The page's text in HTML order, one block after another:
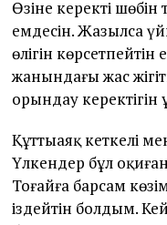
Өзіне керекті шөбін
емдесін. Жазылса
өлігін
жанындағы жас
орындау
Құттыаяқ кеткелі
Үлкендер бұл
Тоғайға барсам
іздейтін болдым.